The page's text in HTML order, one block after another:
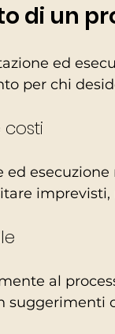
di un
ed
per chi
ed
al
suggerimenti